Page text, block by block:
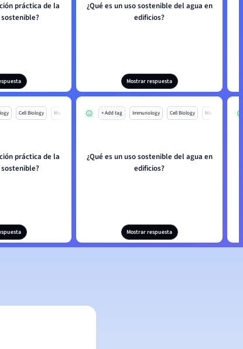
práctica de la
¿Qué es un uso sostenible del agua en
edificios?
Mostrar respuesta
Cell Biology Mo
práctica de la
+ Add tag Immunology Cell Biology Mo
¿Qué es un uso sostenible del agua en
edificios?
Mostrar respuesta